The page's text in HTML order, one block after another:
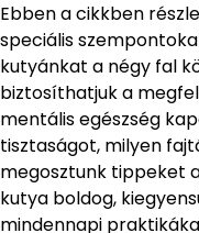
Ebben a cikkben
speciális
kutyánkat a négy fal
biztosíthatjuk a
mentális egészség
tisztaságot, milyen
megosztunk tippeket
kutya boldog,
mindennapi